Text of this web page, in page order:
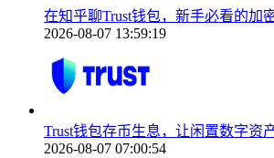
在知乎聊Trust钱包，新手必看的加
2026-08-07 13:59:19
Trust钱包存币生息，让闲置数字资
2026-08-07 07:00:54